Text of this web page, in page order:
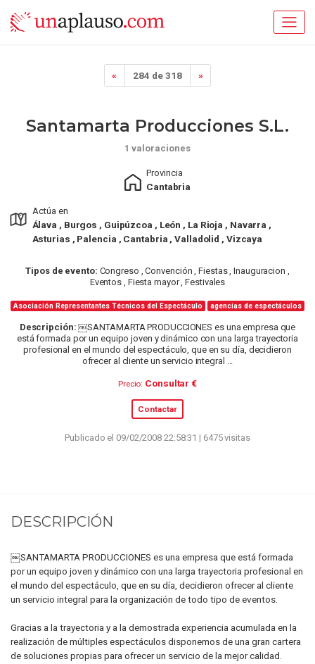
« 284 de 318 »
Santamarta Producciones S.l.
1 valoraciones
Provincia
Cantabria
Actúa en
Álava , Burgos , Guipúzcoa , León , La Rioja , Navarra ,
Asturias , Palencia , Cantabria , Valladolid , Vizcaya
Tipos de evento: Congreso , Convención , Fiestas , Inauguracion ,
Eventos , Fiesta mayor , Festivales
Asociación Representantes Técnicos del Espectáculo agencias de espectáculos
Descripción: ￼SANTAMARTA PRODUCCIONES es una empresa que
está formada por un equipo joven y dinámico con una larga trayectoria
profesional en el mundo del espectáculo, que en su día, decidieron
ofrecer al cliente un servicio integral ...
Precio: Consultar €
Contactar
Publicado el 09/02/2008 22:58:31 | 6475 visitas
DESCRIPCIÓN
￼SANTAMARTA PRODUCCIONES es una empresa que está formada
por un equipo joven y dinámico con una larga trayectoria profesional en
el mundo del espectáculo, que en su día, decidieron ofrecer al cliente
un servicio integral para la organización de todo tipo de eventos.
Gracias a la trayectoria y a la demostrada experiencia acumulada en la
realización de múltiples espectáculos disponemos de una gran cartera
de soluciones propias para ofrecer un servicio de la mejor calidad.